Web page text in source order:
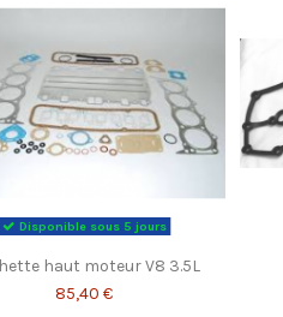
Disponible sous 5 jours
haut moteur V8 3.5L
85,40 €